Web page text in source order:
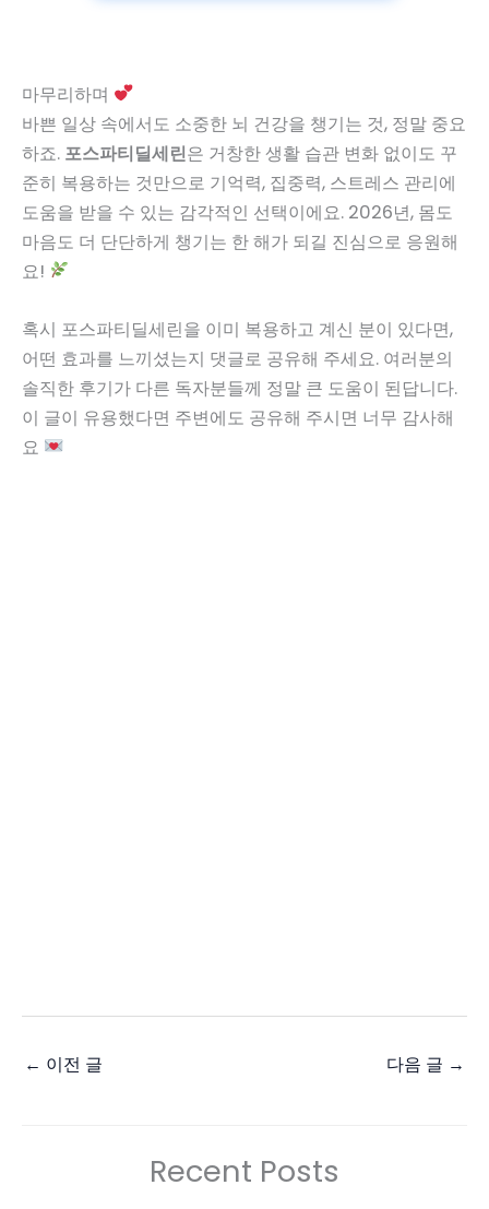
마무리하며
바쁜 일상 속에서도 소중한 뇌 건강을 챙기는 것, 정말 중요
하죠. 포스파티딜세린은 거창한 생활 습관 변화 없이도 꾸
준히 복용하는 것만으로 기억력, 집중력, 스트레스 관리에
도움을 받을 수 있는 감각적인 선택이에요. 2026년, 몸도
마음도 더 단단하게 챙기는 한 해가 되길 진심으로 응원해
요!
혹시 포스파티딜세린을 이미 복용하고 계신 분이 있다면,
어떤 효과를 느끼셨는지 댓글로 공유해 주세요. 여러분의
솔직한 후기가 다른 독자분들께 정말 큰 도움이 된답니다.
이 글이 유용했다면 주변에도 공유해 주시면 너무 감사해
요
← 이전 글 다음 글 →
Recent Posts